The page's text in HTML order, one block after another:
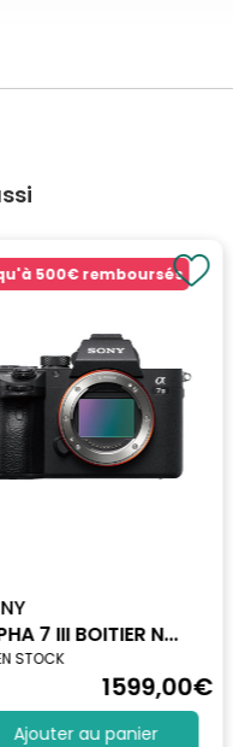
500€ remboursés
7 III BOITIER N...
STOCK
1599,00€
Ajouter au panier